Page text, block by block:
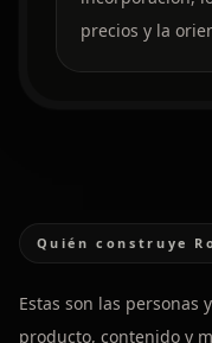
precios y la
Quién construye
Estas son las
producto, contenido y